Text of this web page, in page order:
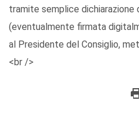
tramite semplice dichiarazione
(eventualmente firmata
al Presidente del Consiglio,
<br />